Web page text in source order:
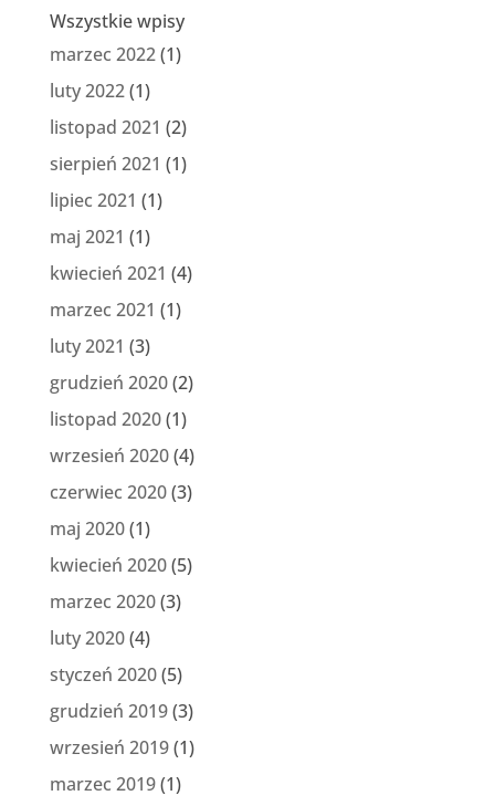
Wszystkie wpisy
marzec 2022(1)
luty 2022(1)
listopad 2021 (2)
sierpień 2021 (1)
lipiec 2021 (1)
maj 2021 (1)
kwiecień 2021 (4)
marzec 2021 (1)
luty 2021 (3)
grudzień 2020(2)
listopad 2020(1)
wrzesień 2020(4)
czerwiec 2020(3)
maj 2020(1)
kwiecień 2020(5)
marzec 2020(3)
luty 2020(4)
styczeń 2020(5)
grudzień 2019(3)
wrzesień 2019(1)
marzec 2019(1)